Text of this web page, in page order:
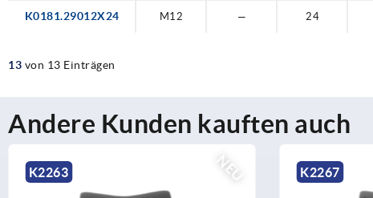
K0181.29012X24 M12 — 24
13 von 13 Einträgen
Andere Kunden kauften auch
NEU
K2263 K2267